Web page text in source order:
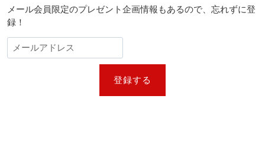
メール会員限定のプレゼント企画情報もあるので、忘れずに登
録！
登録する